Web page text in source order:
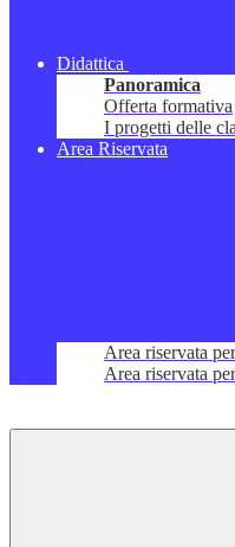
Didattica
Panoramica
Offerta formativa
I progetti delle
Area Riservata
Area riservata
Area riservata